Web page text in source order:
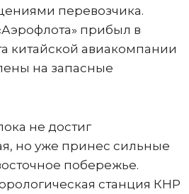
перевозчика.
прибыл в
китайской авиакомпании
на запасные
не достиг
но уже принес сильные
побережье.
станция КНР